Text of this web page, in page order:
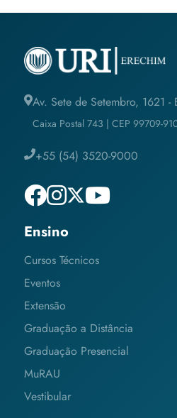
Av. Sete de Setembro, 1621 -
Caixa Postal 743 | CEP 99709-
+55 (54) 3520-9000
Ensino
Cursos Técnicos
Eventos
Extensão
Graduação a Distância
Graduação Presencial
MuRAU
Vestibular